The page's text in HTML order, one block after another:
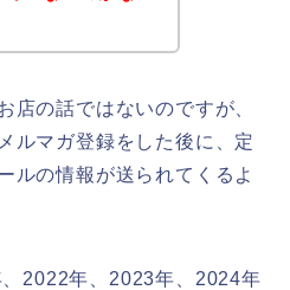
店の話ではないのですが、
ルマガ登録をした後に、定
ルの情報が送られてくるよ
2022年、2023年、2024年